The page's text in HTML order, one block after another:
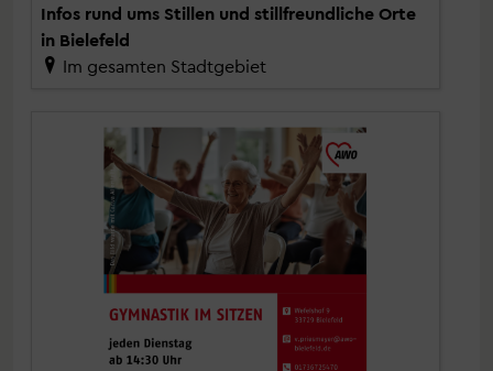
Infos rund ums Stillen und stillfreundliche Orte
in Bielefeld
Im gesamten Stadtgebiet